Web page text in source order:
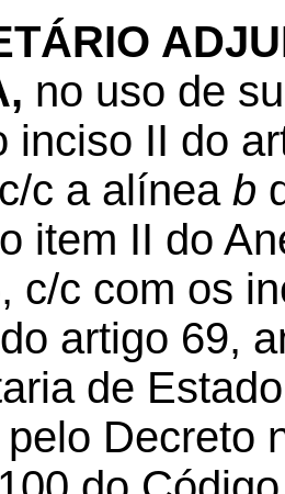
no uso de
inciso II do
c a alínea b
item II do
c/c com os
artigo 69,
de
Decreto